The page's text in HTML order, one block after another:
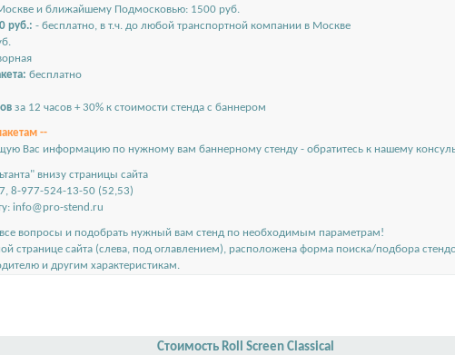
и ближайшему Подмосковью: 1500 руб.
руб.: - бесплатно, в т.ч. до любой транспортной компании в Москве
бесплатно
за 12 часов + 30% к стоимости стенда с баннером
--
Вас информацию по нужному вам баннерному стенду - обратитесь к нашему
внизу страницы сайта
8-977-524-13-50 (52,53)
info@pro-stend.ru
вопросы и подобрать нужный вам стенд по необходимым параметрам!
странице сайта (слева, под оглавлением), расположена форма поиска/подбора
и другим характеристикам.
Стоимость Roll Screen Classical